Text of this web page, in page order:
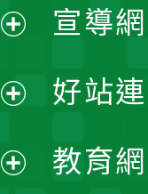
開
選
開
宣導
好站
教育